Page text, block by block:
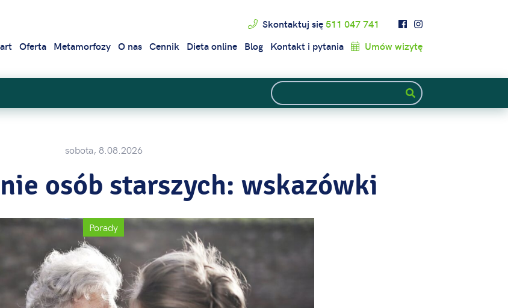
Skontaktuj się511 047 741
Oferta Metamorfozy O nas Cennik Dieta online Blog Kontakt i pytania Umów wizytę
sobota, 8.08.2026
osób starszych: wskazówki
Porady